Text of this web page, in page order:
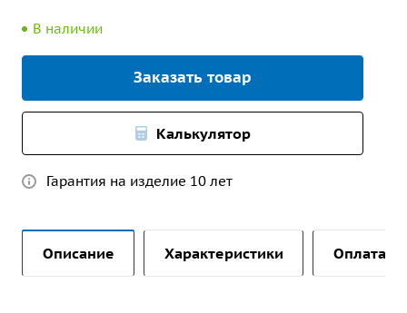
В наличии
Заказать товар
Калькулятор
Гарантия на изделие 10 лет
Описание Характеристики Оплата и